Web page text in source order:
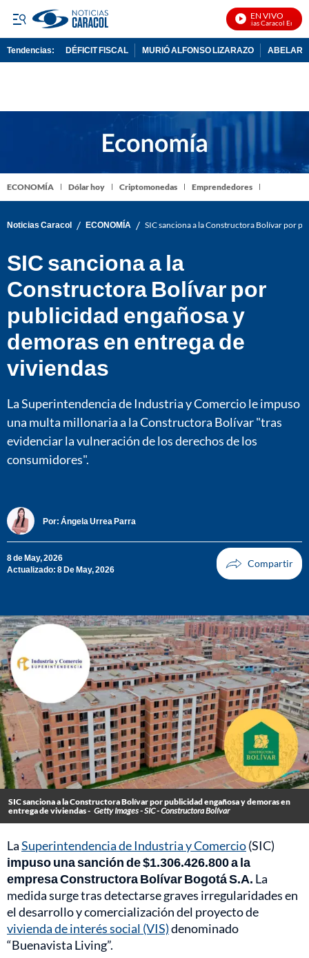
EN VIVO
Noticias Caracol En Vivo
Tendencias: DÉFICIT FISCAL MURIÓ ALFONSO LIZARAZO
ECONOMÍA Dólar hoy Criptomonedas Emprendedores
Noticias Caracol / ECONOMÍA / SIC sanciona a la Constructora Bolívar por
SIC sanciona a la
Constructora Bolívar por
publicidad engañosa y
demoras en entrega de
viviendas
La Superintendencia de Industria y Comercio le impuso
una multa millonaria a la Constructora Bolívar "tras
evidenciar la vulneración de los derechos de los
consumidores".
Por: Ángela Urrea Parra
8 de May, 2026
Actualizado: 8 De May, 2026
SIC sanciona a la Constructora Bolívar por publicidad engañosa y demoras en
entrega de viviendas - Getty Images - SIC - Constructora Bolívar
LaSuperintendencia de Industria y Comercio(SIC)
impuso una sanción de $1.306.426.800 a la
empresa Constructora Bolívar Bogotá S.A. La
medida surge tras detectarse graves irregularidades en
el desarrollo y comercialización del proyecto de
vivienda de interés social (VIS)denominado
“Buenavista Living”.